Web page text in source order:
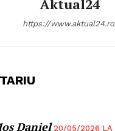
Aktual24
https://
Daniel 20/05/2026 LA